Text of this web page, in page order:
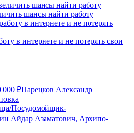
шансы найти работу
в интернете и не потерять свои
000 ₽Парецков Александр
Посудомойщик-
Айдар Азаматович, Архипо-